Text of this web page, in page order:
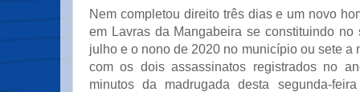
Nem completou direito três dias e um novo
em Lavras da Mangabeira se constituindo no
julho e o nono de 2020 no município ou sete a
com os dois assassinatos registrados no
minutos da madrugada desta segunda-